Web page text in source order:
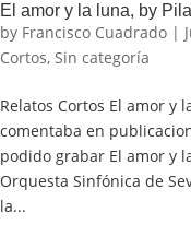
El amor y la luna, by
by Francisco Cuadrado |
Cortos, Sin categoría
Relatos Cortos El amor y
comentaba en
podido grabar El amor y
Orquesta Sinfónica de
la...